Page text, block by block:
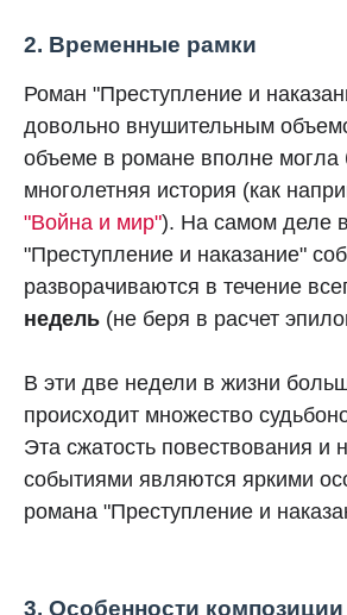
2. Временные рамки
Роман "Преступление и
довольно внушительным
объеме в романе вполне могла
многолетняя история (как
"Война и мир"). На самом деле
"Преступление и наказание"
разворачиваются в течение
недель (не беря в расчет
В эти две недели в жизни
происходит множество
Эта сжатость повествования и
событиями являются яркими
романа "Преступление и
3. Особенности композиции